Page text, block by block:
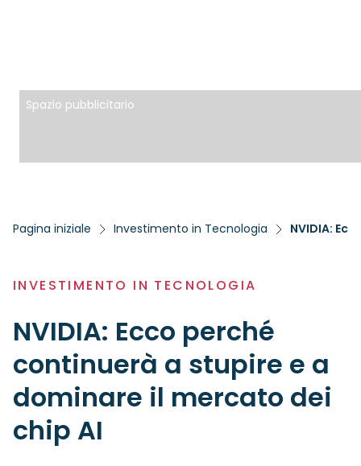
Spazio pubblicitario
Pagina iniziale Investimento in Tecnologia NVIDIA:
INVESTIMENTO IN TECNOLOGIA
NVIDIA: Ecco perché
continuerà a stupire e a
dominare il mercato dei
chip AI